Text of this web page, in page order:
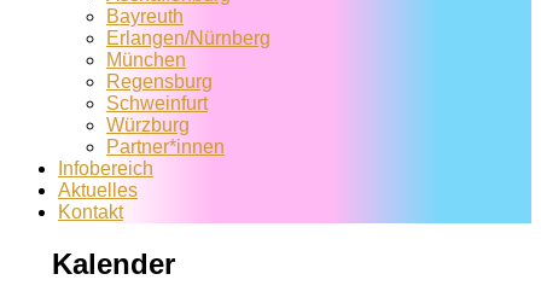
Bayreuth
Erlangen/Nürnberg
München
Regensburg
Schweinfurt
Würzburg
Partner*innen
Infobereich
Aktuelles
Kontakt
Kalender